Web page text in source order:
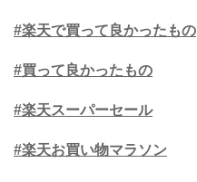
#楽天で買って良かったもの
#買って良かったもの
#楽天スーパーセール
#楽天お買い物マラソン